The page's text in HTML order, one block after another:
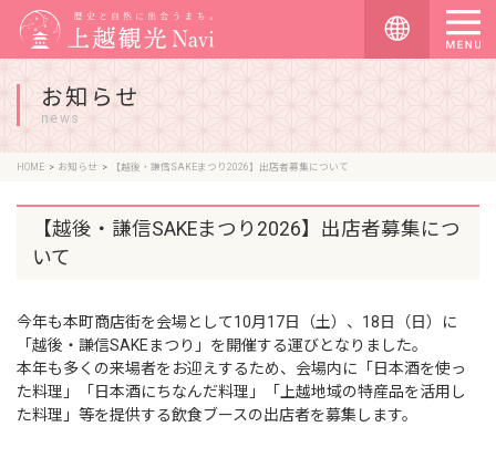
お知らせ
news
HOME お知らせ 【越後・謙信SAKEまつり2026】出店者募集について
【越後・謙信SAKEまつり2026】出店者募集につ
いて
今年も本町商店街を会場として10月17日（土）、18日（日）に
「越後・謙信SAKEまつり」を開催する運びとなりました。
本年も多くの来場者をお迎えするため、会場内に「日本酒を使っ
た料理」「日本酒にちなんだ料理」「上越地域の特産品を活用し
た料理」等を提供する飲食ブースの出店者を募集します。